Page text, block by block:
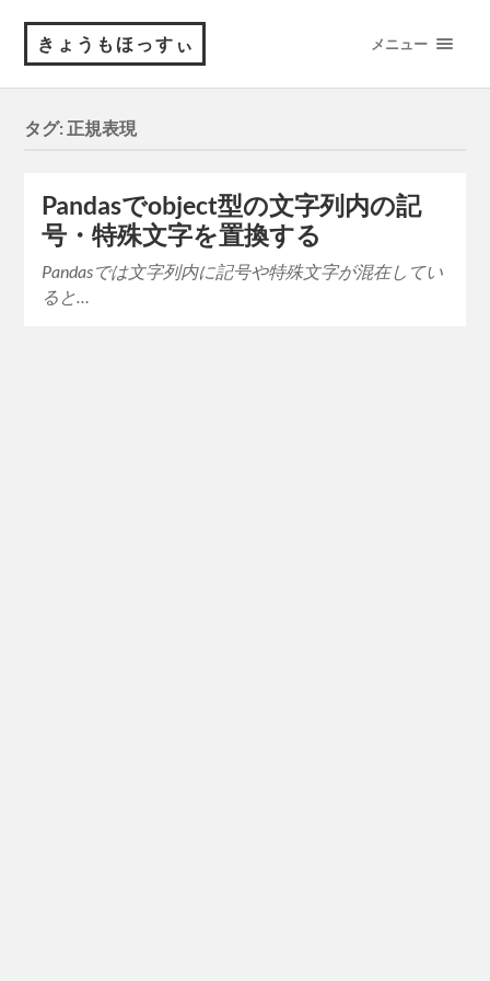
きょうもほっすぃ メニュー
タグ: 正規表現
Pandasでobject型の文字列内の記
号・特殊文字を置換する
Pandasでは文字列内に記号や特殊文字が混在してい
ると…